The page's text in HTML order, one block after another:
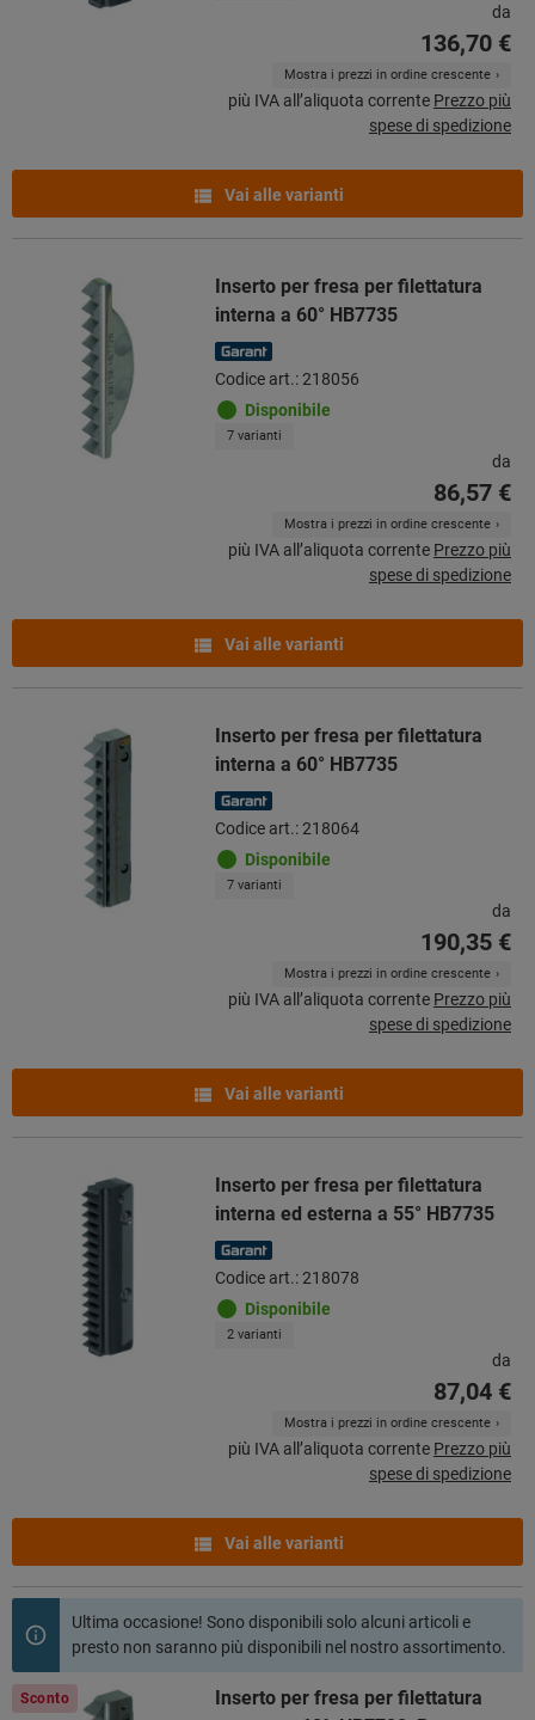
da
136,70 €
Mostra i prezzi in ordine crescente
più IVA all’aliquota corrente Prezzo più
spese di spedizione
Vai alle varianti
Inserto per fresa per filettatura
interna a 60° HB7735
Codice art.: 218056
Disponibile
7 varianti
da
86,57 €
Mostra i prezzi in ordine crescente
più IVA all’aliquota corrente Prezzo più
spese di spedizione
Vai alle varianti
Inserto per fresa per filettatura
interna a 60° HB7735
Codice art.: 218064
Disponibile
7 varianti
da
190,35 €
Mostra i prezzi in ordine crescente
più IVA all’aliquota corrente Prezzo più
spese di spedizione
Vai alle varianti
Inserto per fresa per filettatura
interna ed esterna a 55° HB7735
Codice art.: 218078
Disponibile
2 varianti
da
87,04 €
Mostra i prezzi in ordine crescente
più IVA all’aliquota corrente Prezzo più
spese di spedizione
Vai alle varianti
Ultima occasione! Sono disponibili solo alcuni articoli e
presto non saranno più disponibili nel nostro assortimento.
Sconto
Inserto per fresa per filettatura